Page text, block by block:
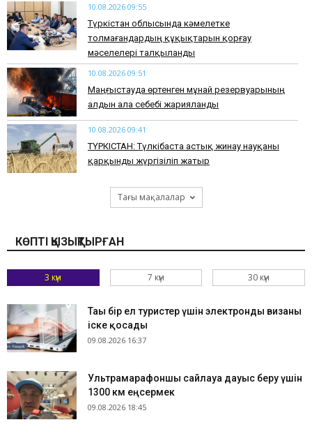
10.08.2026 09:55
Түркістан облысында кәмелетке
толмағандардың құқықтарын қорғау
мәселелері талқыланды
10.08.2026 09:51
Маңғыстауда өртенген мұнай резервуарының
алдын ала себебі жарияланды
10.08.2026 09:41
ТҮРКІСТАН: Түлкібаста астық жинау науқаны
қарқынды жүргізіліп жатыр
Тағы мақалалар
КӨПТІ ҚЫЗЫҚТЫРҒАН
3 күн 7 күн 30 күн
Тағы бір ел туристер үшін электронды визаны
іске қосады
09.08.2026 16:37
Ультрамарафоншы сайлауға дауыс беру үшін
1300 км еңсермек
09.08.2026 18:45